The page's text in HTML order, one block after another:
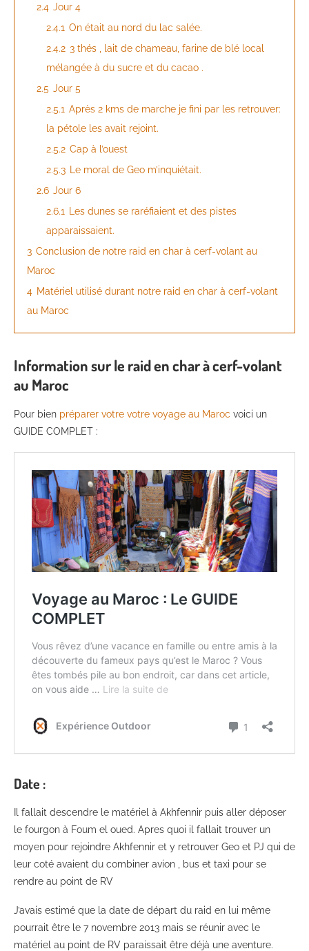
2.4 Jour 4
2.4.1 On était au nord du lac salée.
2.4.2 3 thés , lait de chameau, farine de blé local
mélangée à du sucre et du cacao .
2.5 Jour 5
2.5.1 Après 2 kms de marche je fini par les retrouver:
la pétole les avait rejoint.
2.5.2 Cap à l’ouest
2.5.3
Le moral de Geo m’inquiétait.
2.6 Jour 6
2.6.1
Les dunes se raréfiaient et des pistes
apparaissaient.
3 Conclusion de notre raid en char à cerf-volant au
Maroc
4 Matériel utilisé durant notre raid en char à cerf-volant
au Maroc
Information sur le raid en char à cerf-volant
au Maroc
Pour bien préparer votre votre voyage au Maroc voici un
GUIDE COMPLET :
Date:
Il fallait descendre le matériel à Akhfennir puis aller déposer
le fourgon à Foum el oued. Apres quoi il fallait trouver un
moyen pour rejoindre Akhfennir et y retrouver Geo et PJ qui de
leur coté avaient du combiner avion , bus et taxi pour se
rendre au point de RV
J’avais estimé que la date de départ du raid en lui même
pourrait être le 7 novembre 2013 mais se réunir avec le
matériel au point de RV paraissait être déjà une aventure.